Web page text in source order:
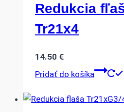
Redukcia
Tr21x4
14.50 €
Pridať do košíka